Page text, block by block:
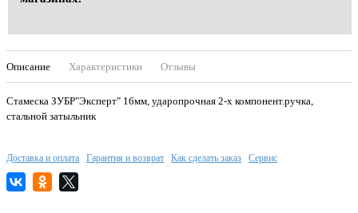
Описание Характеристики Отзывы
Стамеска ЗУБР"Эксперт" 16мм, ударопрочная 2-х компонент.ручка,
стальной затыльник
Доставка и оплата Гарантия и возврат Как сделать заказ Сервис